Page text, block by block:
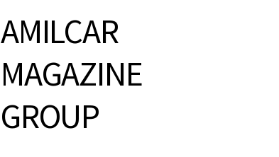
AMILCAR
MAGAZINE
GROUP